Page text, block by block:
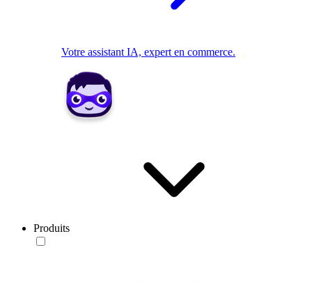
Votre assistant IA, expert en commerce.
Produits